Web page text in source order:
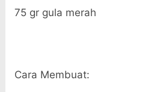
75 gr gula merah
Cara Membuat: